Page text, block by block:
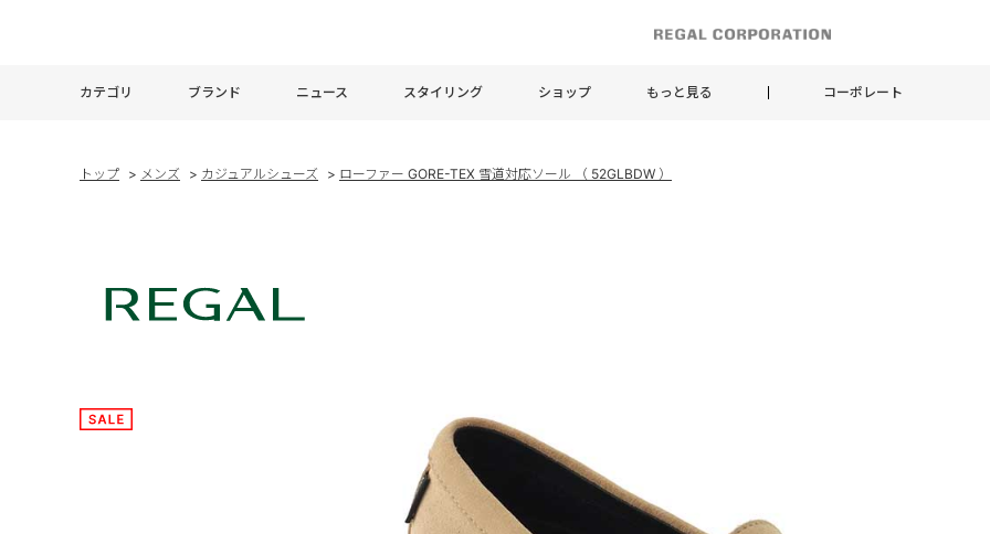
カテゴリ ブランド ニュース スタイリング ショップ もっと見る コーポレート
トップ > メンズ > カジュアルシューズ > ローファー GORE-TEX 雪道対応ソール （ 52GLBDW ）